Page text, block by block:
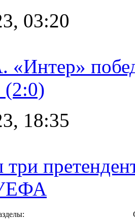
03:20
«Интер»
(2:0)
18:35
три